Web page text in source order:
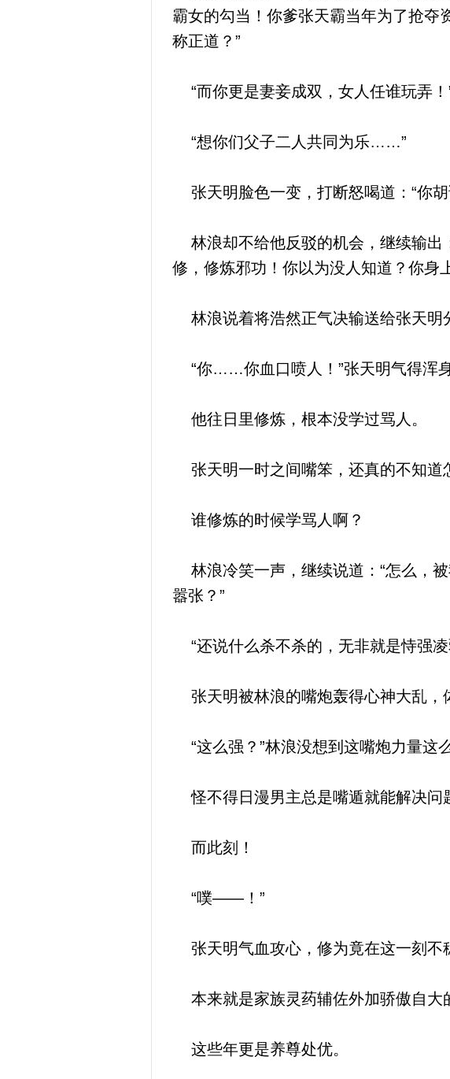
霸女的勾当！你爹张天霸当年为了抢夺
称正道？”
“而你更是妻妾成双，女人任谁玩弄！
“想你们父子二人共同为乐……”
张天明脸色一变，打断怒喝道：“你胡
林浪却不给他反驳的机会，继续输出
修，修炼邪功！你以为没人知道？你身
林浪说着将浩然正气决输送给张天明
“你……你血口喷人！”张天明气得浑身
他往日里修炼，根本没学过骂人。
张天明一时之间嘴笨，还真的不知道
谁修炼的时候学骂人啊？
林浪冷笑一声，继续说道：“怎么，
嚣张？”
“还说什么杀不杀的，无非就是恃强凌
张天明被林浪的嘴炮轰得心神大乱，
“这么强？”林浪没想到这嘴炮力量这么
怪不得日漫男主总是嘴遁就能解决问
而此刻！
“噗——！”
张天明气血攻心，修为竟在这一刻不
本来就是家族灵药辅佐外加骄傲自大
这些年更是养尊处优。